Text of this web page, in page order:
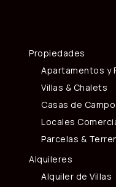
Propiedades
Apartamentos y
Villas & Chalets
Casas de Campo
Locales
Parcelas &
Alquileres
Alquiler de Villas